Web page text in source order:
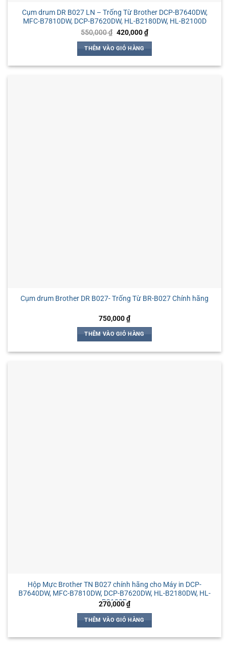
Cụm drum DR B027 LN – Trống Từ Brother DCP-B7640DW,
MFC-B7810DW, DCP-B7620DW, HL-B2180DW, HL-B2100D
550,000₫ Giá
là:
550,000 ₫.
420,000₫Giá
hiện
420,000 ₫.
THÊM VÀO GIỎ HÀNG
Cụm drum Brother DR B027- Trống Từ BR-B027 Chính hãng
750,000₫
THÊM VÀO GIỎ HÀNG
Hộp Mực Brother TN B027 chính hãng cho Máy in DCP-
B7640DW, MFC-B7810DW, DCP-B7620DW, HL-B2180DW, HL-
B2100D
270,000₫
THÊM VÀO GIỎ HÀNG